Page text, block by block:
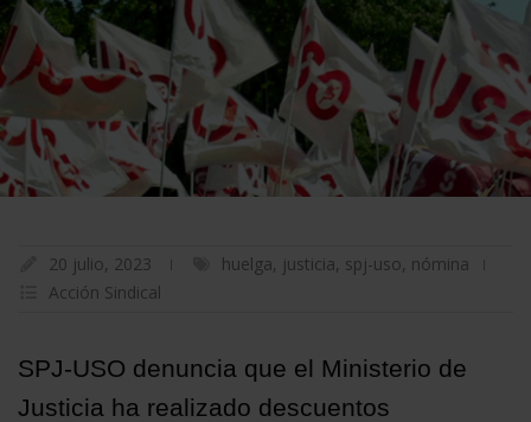
20 julio, 2023 huelga, justicia, spj-uso, nómina
Acción Sindical
SPJ-USO denuncia que el Ministerio de
Justicia ha realizado descuentos